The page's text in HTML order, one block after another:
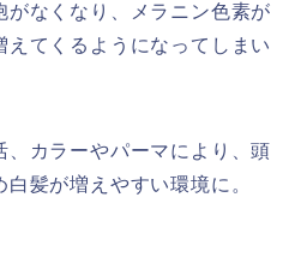
がなくなり、メラニン色素が
てくるようになってしまい
、カラーやパーマにより、頭
髪が増えやすい環境に。